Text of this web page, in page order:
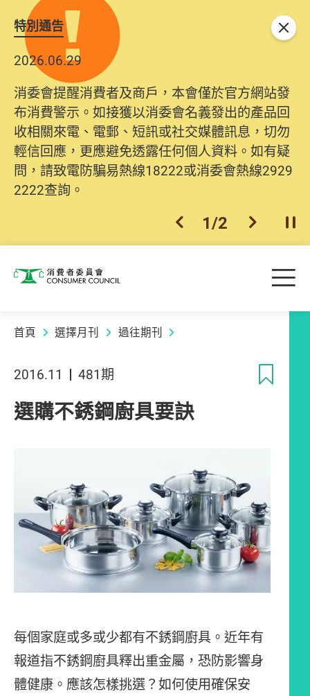
特別通告
2026.06.29
消委會提醒消費者及商戶，本會僅於官方網站發
布消費警示。如接獲以消委會名義發出的產品回
收相關來電、電郵、短訊或社交媒體訊息，切勿
輕信回應，更應避免透露任何個人資料。如有疑
問，請致電防騙易熱線18222或消委會熱線2929
2222查詢。
上一個
1/2 下一個開
關閉
消費者委員會 目
首頁 選擇月刊 過往期刊
2016.11 481期
選購不銹鋼廚具要訣
每個家庭或多或少都有不銹鋼廚具。近年有
報道指不銹鋼廚具釋出重金屬，恐防影響身
體健康。應該怎樣挑選？如何使用確保安